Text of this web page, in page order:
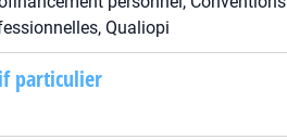
Qualiopi
particulier